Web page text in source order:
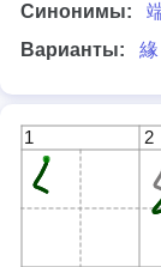
Синонимы:
Варианты:
緣
1 2